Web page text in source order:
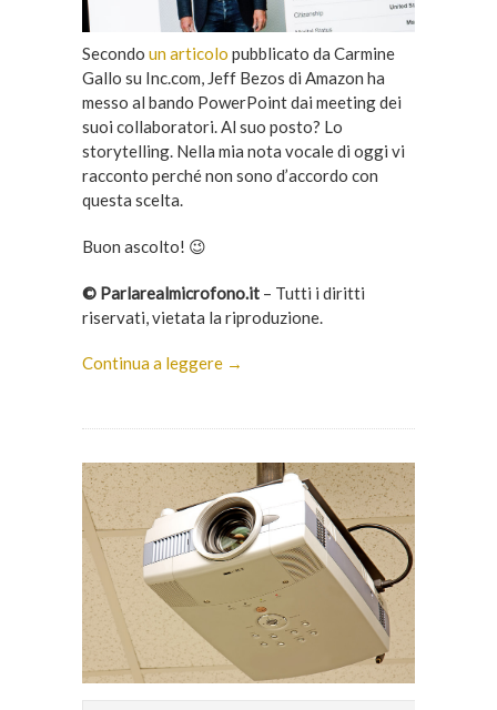
Secondo un articolo pubblicato da Carmine
Gallo su Inc.com, Jeff Bezos di Amazon ha
messo al bando PowerPoint dai meeting dei
suoi collaboratori. Al suo posto? Lo
storytelling. Nella mia nota vocale di oggi vi
racconto perché non sono d’accordo con
questa scelta.
Buon ascolto! 😉
© Parlarealmicrofono.it– Tutti i diritti
riservati, vietata la riproduzione.
Continua a leggere →